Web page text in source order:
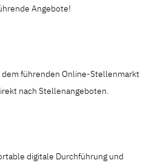
Angebote!
dem führenden Online-Stellenmarkt
nach Stellenangeboten.
digitale Durchführung und